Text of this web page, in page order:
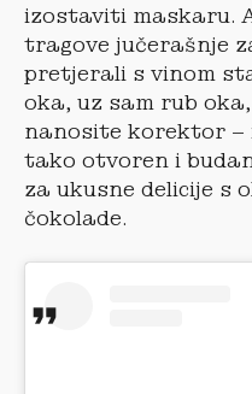
izostaviti maskaru.
tragove jučerašnje
pretjerali s vinom
oka, uz sam rub
nanosite korektor –
tako otvoren i
za ukusne delicije s
čokolade.